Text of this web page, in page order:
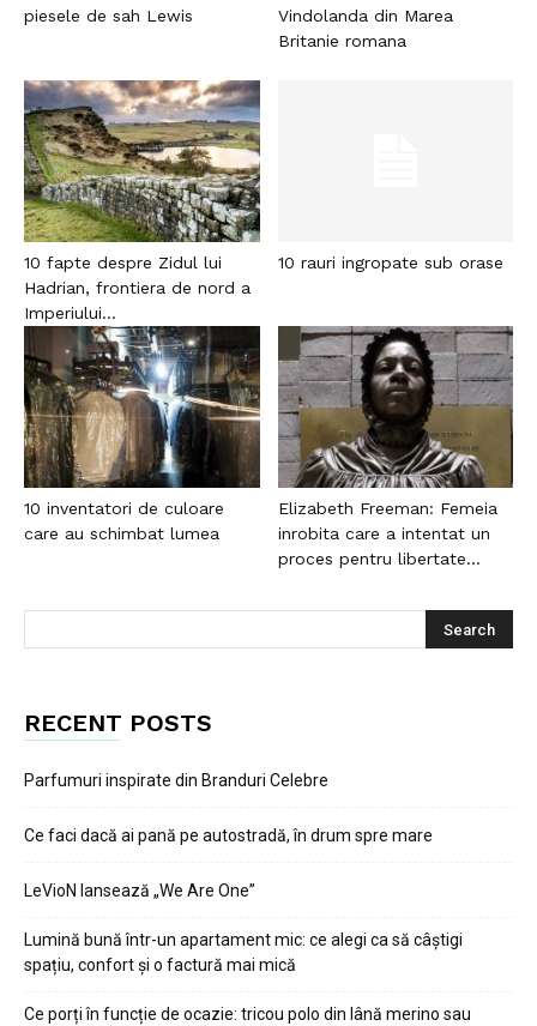
piesele de sah Lewis
Vindolanda din Marea
Britanie romana
10 fapte despre Zidul lui
Hadrian, frontiera de nord a
Imperiului...
10 rauri ingropate sub orase
10 inventatori de culoare
care au schimbat lumea
Elizabeth Freeman: Femeia
inrobita care a intentat un
proces pentru libertate...
RECENT POSTS
Parfumuri inspirate din Branduri Celebre
Ce faci dacă ai pană pe autostradă, în drum spre mare
LeVioN lansează „We Are One”
Lumină bună într-un apartament mic: ce alegi ca să câștigi
spațiu, confort și o factură mai mică
Ce porți în funcție de ocazie: tricou polo din lână merino sau